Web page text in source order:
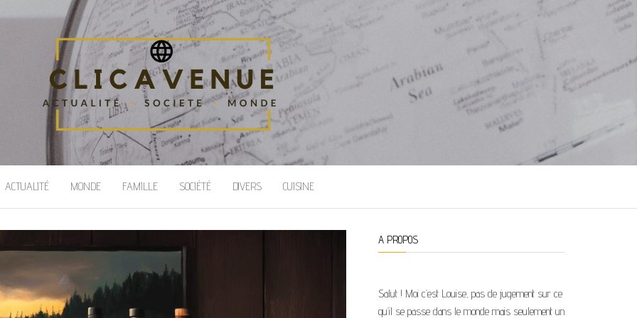
ACTUALITÉ MONDE FAMILLE SOCIÉTÉ DIVERS CUISINE
A PROPOS
Salut ! Moi c’est Louise, pas de jugement sur ce
qu’il se passe dans le monde mais seulement un